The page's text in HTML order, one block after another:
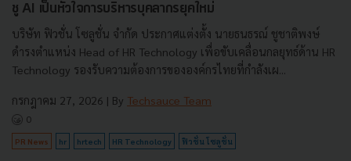
ชู AI เป็นหัวใจการบริหารบุคลากรยุคใหม่
บริษัท ฟิวชั่น โซลูชั่น จำกัด ประกาศแต่งตั้ง นายธนธรณ์ ชูชาติพงษ์
ดำรงตำแหน่ง Head of HR Technology เพื่อขับเคลื่อนกลยุทธ์ด้าน HR
Technology รองรับความต้องการขององค์กรไทยที่กำลังเผ...
กรกฎาคม 27, 2026 | By Techsauce Team
0
PR News hr hrtech HR Technology ฟิวชั่น โซลูชั่น